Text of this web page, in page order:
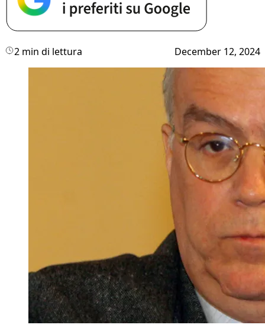
2 min di lettura December 12, 2024